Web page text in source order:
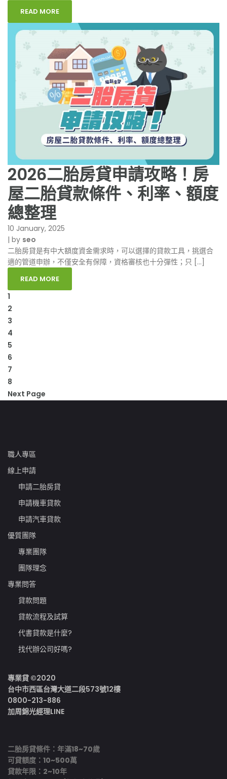
READ MORE
2026二胎房貸申請攻略！房
屋二胎貸款條件、利率、額度
總整理
10 January, 2025
| by seo
二胎房貸是有中大額度資金需求時，可以選擇的貸款工具，挑選合
適的管道申辦，不僅安全有保障，資格審核也十分彈性；只 […]
READ MORE
1
2
3
4
5
6
7
8
Next Page
職人專區
線上申請
申請二胎房貸
申請機車貸款
申請汽車貸款
優質團隊
專業團隊
團隊理念
專業問答
貸款問題
貸款流程及試算
代書貸款是什麼?
找代辦公司好嗎?
專業貸 ©2020
台中市西區台灣大道二段573號12樓
0800-213-886
加周錦光經理LINE
二胎房貸條件：年滿18~70歲
可貸額度：10~500萬
貸款年限：2~10年